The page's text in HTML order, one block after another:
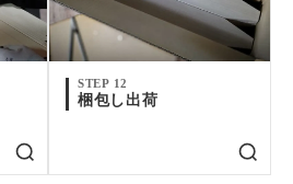
STEP 12
梱包し出荷